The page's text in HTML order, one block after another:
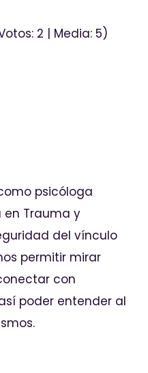
2 | Media: 5)
psicóloga
Trauma y
del vínculo
permitir mirar
con
poder entender al